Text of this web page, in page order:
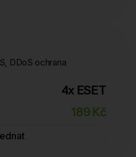
DDoS ochrana
4x ESET
189 Kč